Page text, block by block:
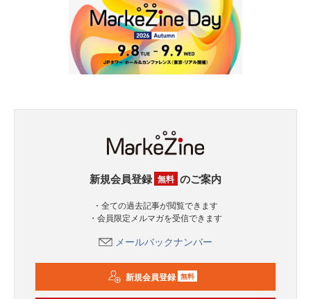
新規会員登録 無料 のご案内
・全ての過去記事が閲覧できます
・会員限定メルマガを受信できます
メールバックナンバー
新規会員登録 無料